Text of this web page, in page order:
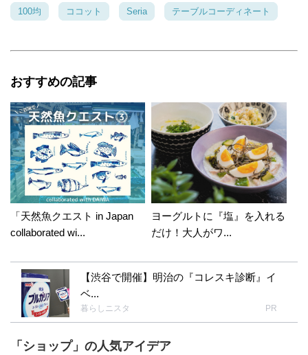
100均 ココット Seria テーブルコーディネート
おすすめの記事
「天然魚クエスト in Japan
collaborated wi...
ヨーグルトに『塩』を入れる
だけ！大人がワ...
【渋谷で開催】明治の『コレスキ診断』イ
ベ...
暮らしニスタ PR
「ショップ」の人気アイデア